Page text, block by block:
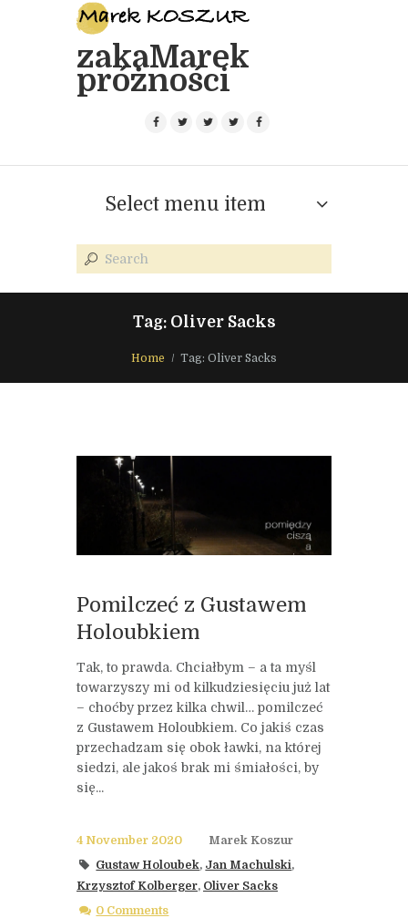
zakaMarek
próżności
Select menu item
Tag: Oliver Sacks
Home Tag: Oliver Sacks
Pomilczeć z Gustawem
Holoubkiem
Tak, to prawda. Chciałbym – a ta myśl
towarzyszy mi od kilkudziesięciu już lat
– choćby przez kilka chwil… pomilczeć
z Gustawem Holoubkiem. Co jakiś czas
przechadzam się obok ławki, na której
siedzi, ale jakoś brak mi śmiałości, by
się...
4 November 2020
Marek Koszur
Gustaw Holoubek, Jan Machulski,
Krzysztof Kolberger, Oliver Sacks
0 Comments